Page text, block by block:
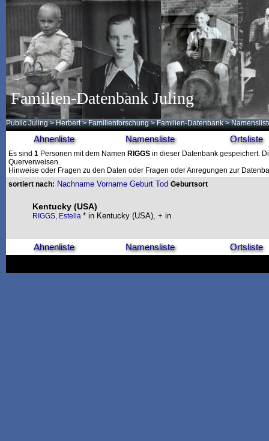
Familien-Datenbank Juling
Public Juling >Herbert >Familienforschung >Familien-Datenbank >
Ahnenliste Namensliste Ortsliste
Es sind 1 Personen mit dem Namen RIGGS in dieser Datenbank gespeichert.
Querverweisen.
Hinweise oder Fragen zu den Daten oder Fragen oder Anregungen zur
sortiert nach: Nachname Vorname Geburt Tod Geburtsort
Kentucky (USA)
RIGGS, Estella * in Kentucky (USA), + in
Ahnenliste Namensliste Ortsliste